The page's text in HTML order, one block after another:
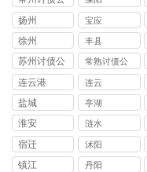
司
扬州 宝应
徐州 丰县
苏州讨债公
司
常熟讨债公
司
连云港 连云
盐城 亭湖
淮安 涟水
宿迁 沭阳
镇江 丹阳